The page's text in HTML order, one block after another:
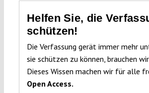
Helfen Sie, die
schützen!
Die Verfassung gerät immer mehr
sie schützen zu können, brauchen
Dieses Wissen machen wir für alle
Open Access.